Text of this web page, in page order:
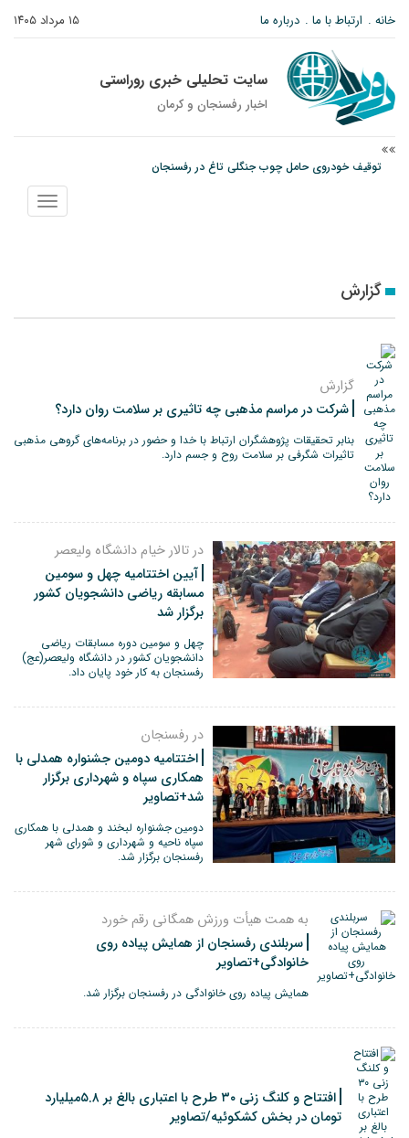
۱۵ مرداد ۱۴۰۵ خانه ارتباط با ما درباره ما
سایت تحلیلی خبری روراستی
اخبار رفسنجان و كرمان
دادستان رفسنجان: رفع مشکلات ایستگاه راه‌آهن احمدآباد با قید فوریت پیگیری
نمایش
منو
گزارش
گزارش
شرکت در مراسم مذهبی چه تاثیری بر سلامت روان دارد؟
بنابر تحقیقات پژوهشگران ارتباط با خدا و حضور در برنامه‌های گروهی مذهبی
تاثیرات شگرفی بر سلامت روح و جسم دارد.
در تالار خیام دانشگاه ولیعصر
آیین اختتامیه چهل و سومین
مسابقه ریاضی دانشجویان کشور
برگزار شد
چهل و سومین دوره مسابقات ریاضی
دانشجویان کشور در دانشگاه ولیعصر(عج)
رفسنجان به کار خود پایان داد.
در رفسنجان
اختتامیه دومین جشنواره همدلی با
همکاری سپاه و شهرداری برگزار
شد+تصاویر
دومین جشنواره لبخند و همدلی با همکاری
سپاه ناحیه و شهرداری و شورای شهر
رفسنجان برگزار شد.
به همت هیأت ورزش همگانی رقم خورد
سربلندی رفسنجان از همایش پیاده روی
خانوادگی+تصاویر
همایش پیاده روی خانوادگی در رفسنجان برگزار شد.
افتتاح و کلنگ زنی ۳۰ طرح با اعتباری بالغ بر ۵.۸میلیارد
تومان در بخش کشکوئیه/تصاویر